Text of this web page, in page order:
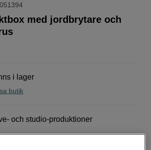
med jordbrytare och
i lager
butik
och studio-produktioner